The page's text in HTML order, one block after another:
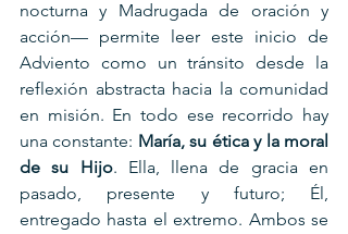
nocturna y Madrugada de oración y
acción— permite leer este inicio de
Adviento como un tránsito desde la
reflexión abstracta hacia la comunidad
en misión. En todo ese recorrido hay
una constante: María, su ética y la moral
de su Hijo. Ella, llena de gracia en
pasado, presente y futuro; Él,
entregado hasta el extremo. Ambos se